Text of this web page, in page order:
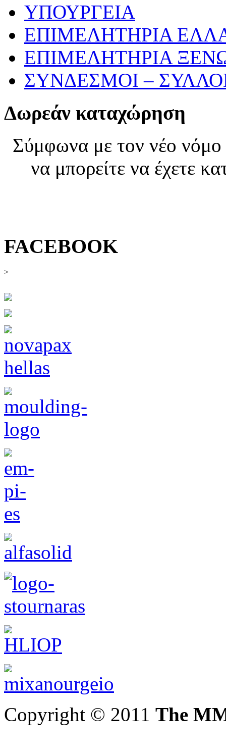
ΥΠΟΥΡΓΕΙΑ
ΕΠΙΜΕΛΗΤΗΡΙΑ
ΕΠΙΜΕΛΗΤΗΡΙΑ
ΣΥΝΔΕΣΜΟΙ –
Δωρεάν καταχώρηση
Σύμφωνα με τον νέο νόμο
να μπορείτε να έχετε
FACEBOOK
>
Copyright © 2011 The